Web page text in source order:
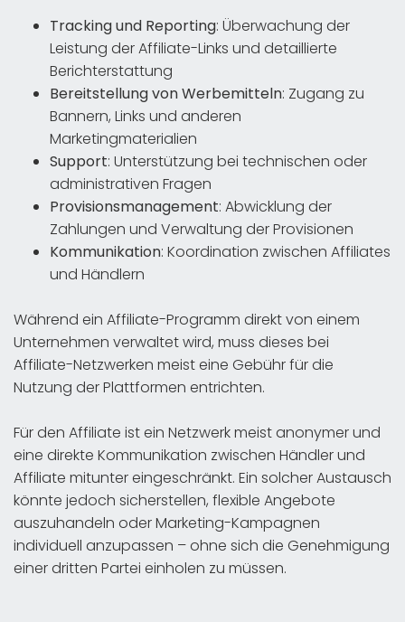
Tracking und Reporting: Überwachung der
Leistung der Affiliate-Links und detaillierte
Berichterstattung
Bereitstellung von Werbemitteln: Zugang zu
Bannern, Links und anderen
Marketingmaterialien
Support: Unterstützung bei technischen oder
administrativen Fragen
Provisionsmanagement: Abwicklung der
Zahlungen und Verwaltung der Provisionen
Kommunikation: Koordination zwischen Affiliates
und Händlern
Während ein Affiliate-Programm direkt von einem
Unternehmen verwaltet wird, muss dieses bei
Affiliate-Netzwerken meist eine Gebühr für die
Nutzung der Plattformen entrichten.
Für den Affiliate ist ein Netzwerk meist anonymer und
eine direkte Kommunikation zwischen Händler und
Affiliate mitunter eingeschränkt. Ein solcher Austausch
könnte jedoch sicherstellen, flexible Angebote
auszuhandeln oder Marketing-Kampagnen
individuell anzupassen – ohne sich die Genehmigung
einer dritten Partei einholen zu müssen.